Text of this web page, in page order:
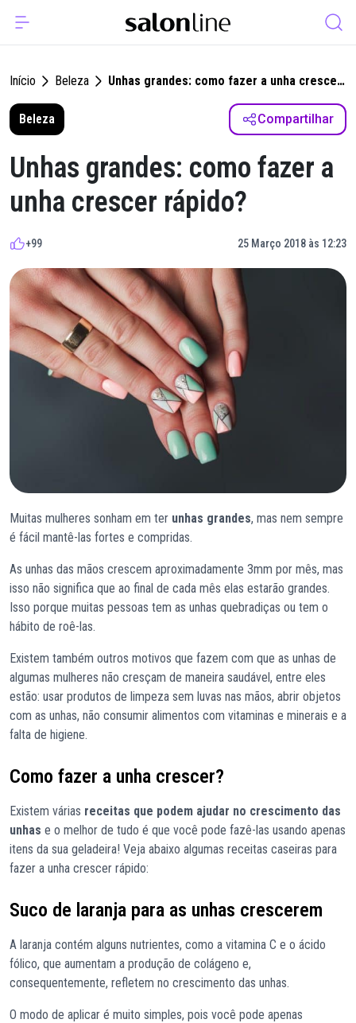
Início Beleza
Unhas grandes: como fazer a unha crescer
Beleza
Compartilhar
Unhas grandes: como fazer a
unha crescer rápido?
+99 25 Março 2018 às 12:23
Muitas mulheres sonham em ter unhas grandes, mas nem sempre
é fácil mantê-las fortes e compridas.
As unhas das mãos crescem aproximadamente 3mm por mês, mas
isso não significa que ao final de cada mês elas estarão grandes.
Isso porque muitas pessoas tem as unhas quebradiças ou tem o
hábito de roê-las.
Existem também outros motivos que fazem com que as unhas de
algumas mulheres não cresçam de maneira saudável, entre eles
estão: usar produtos de limpeza sem luvas nas mãos, abrir objetos
com as unhas, não consumir alimentos com vitaminas e minerais e a
falta de higiene.
Como fazer a unha crescer?
Existem várias receitas que podem ajudar no crescimento das
unhas e o melhor de tudo é que você pode fazê-las usando apenas
itens da sua geladeira! Veja abaixo algumas receitas caseiras para
fazer a unha crescer rápido:
Suco de laranja para as unhas crescerem
A laranja contém alguns nutrientes, como a vitamina C e o ácido
fólico, que aumentam a produção de colágeno e,
consequentemente, refletem no crescimento das unhas.
O modo de aplicar é muito simples, pois você pode apenas